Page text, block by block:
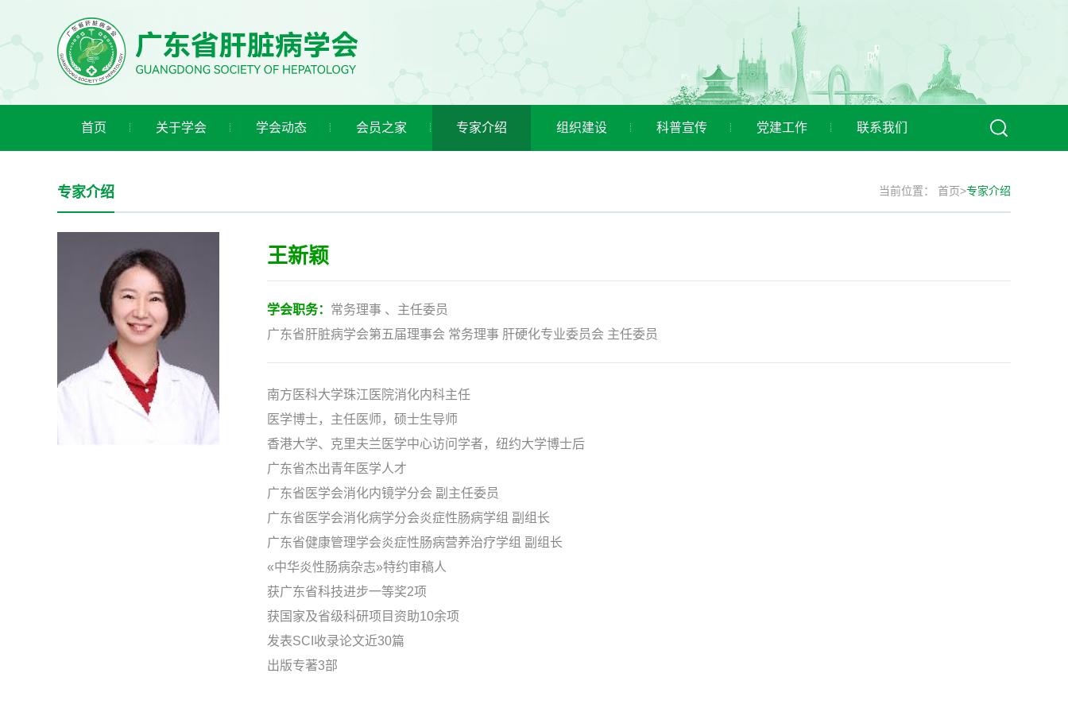
首页 关于学会 学会动态 会员之家 专家介绍 组织建设 科普宣传 党建工作 联系我们
当前位置： 首页>专家介绍
专家介绍
王新颖
学会职务： 常务理事 、主任委员
广东省肝脏病学会第五届理事会 常务理事 肝硬化专业委员会 主任委员
南方医科大学珠江医院消化内科主任
医学博士，主任医师，硕士生导师
香港大学、克里夫兰医学中心访问学者，纽约大学博士后
广东省杰出青年医学人才
广东省医学会消化内镜学分会 副主任委员
广东省医学会消化病学分会炎症性肠病学组 副组长
广东省健康管理学会炎症性肠病营养治疗学组 副组长
«中华炎性肠病杂志»特约审稿人
获广东省科技进步一等奖2项
获国家及省级科研项目资助10余项
发表SCI收录论文近30篇
出版专著3部